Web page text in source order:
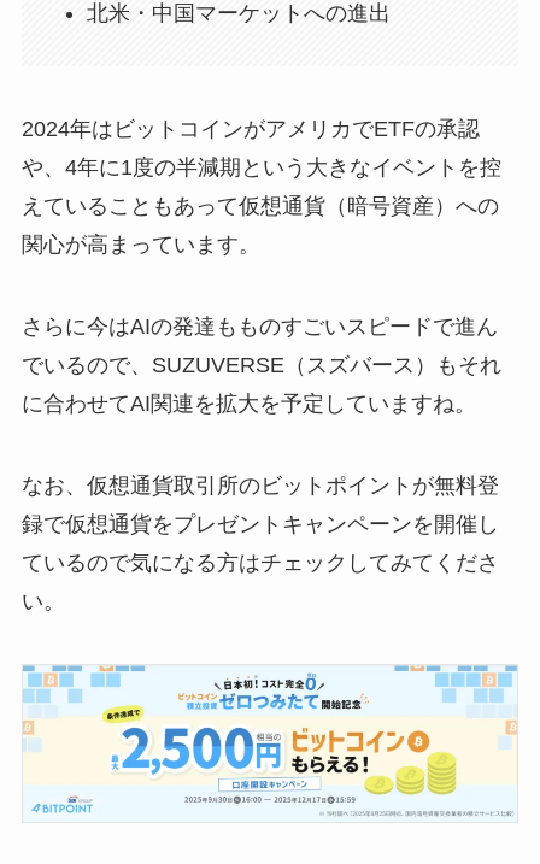
北米・中国マーケットへの進出
2024年はビットコインがアメリカでETFの承認
や、4年に1度の半減期という大きなイベントを控
えていることもあって仮想通貨（暗号資産）への
関心が高まっています。
さらに今はAIの発達もものすごいスピードで進ん
でいるので、SUZUVERSE（スズバース）もそれ
に合わせてAI関連を拡大を予定していますね。
なお、仮想通貨取引所のビットポイントが無料登
録で仮想通貨をプレゼントキャンペーンを開催し
ているので気になる方はチェックしてみてくださ
い。